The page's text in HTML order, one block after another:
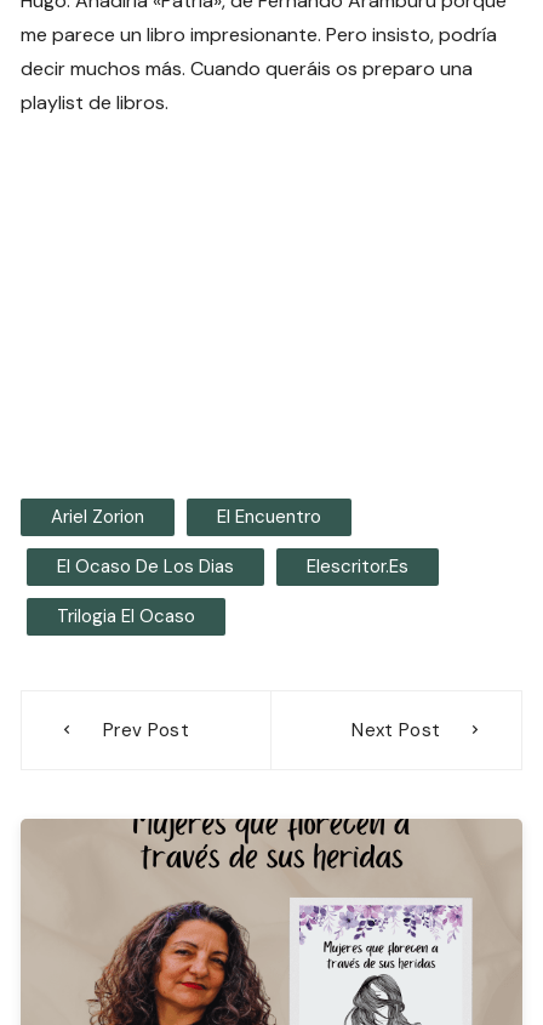
me parece un libro impresionante. Pero insisto, podría
decir muchos más. Cuando queráis os preparo una
playlist de libros.
Ariel Zorion El Encuentro
El Ocaso De Los Dias Elescritor.es
Trilogia El Ocaso
Prev Post Next Post